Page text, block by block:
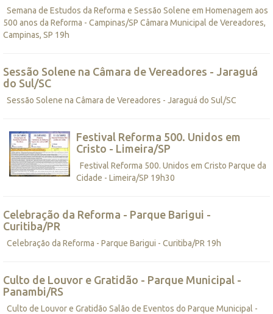
Semana de Estudos da Reforma e Sessão Solene em Homenagem aos
500 anos da Reforma - Campinas/SP Câmara Municipal de Vereadores,
Campinas, SP 19h
Sessão Solene na Câmara de Vereadores - Jaraguá
do Sul/SC
Sessão Solene na Câmara de Vereadores - Jaraguá do Sul/SC
Festival Reforma 500. Unidos em
Cristo - Limeira/SP
Festival Reforma 500. Unidos em Cristo Parque da
Cidade - Limeira/SP 19h30
Celebração da Reforma - Parque Barigui -
Curitiba/PR
Celebração da Reforma - Parque Barigui - Curitiba/PR 19h
Culto de Louvor e Gratidão - Parque Municipal -
Panambi/RS
Culto de Louvor e Gratidão Salão de Eventos do Parque Municipal -